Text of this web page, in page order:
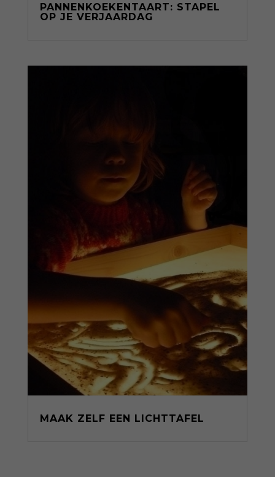
PANNENKOEKENTAART: STAPEL
OP JE VERJAARDAG
MAAK ZELF EEN LICHTTAFEL